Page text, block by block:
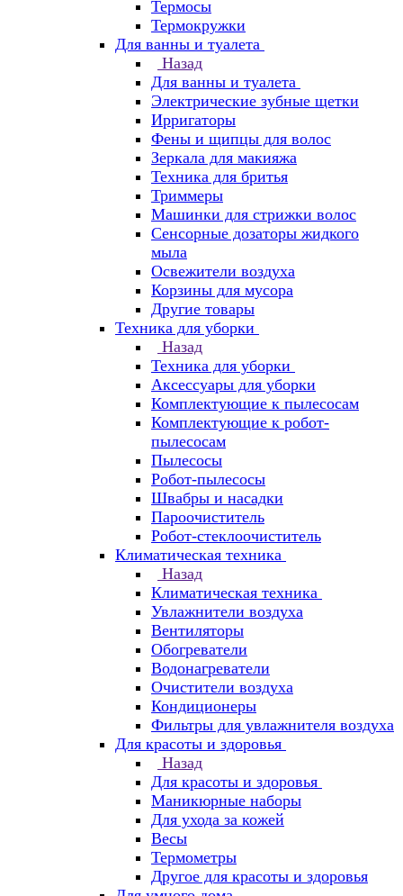
Термосы
Термокружки
Для ванны и туалета
Назад
Для ванны и туалета
Электрические зубные щетки
Ирригаторы
Фены и щипцы для волос
Зеркала для макияжа
Техника для бритья
Триммеры
Машинки для стрижки волос
Сенсорные дозаторы жидкого
мыла
Освежители воздуха
Корзины для мусора
Другие товары
Техника для уборки
Назад
Техника для уборки
Аксессуары для уборки
Комплектующие к пылесосам
Комплектующие к робот-
пылесосам
Пылесосы
Робот-пылесосы
Швабры и насадки
Пароочиститель
Робот-стеклоочиститель
Климатическая техника
Назад
Климатическая техника
Увлажнители воздуха
Вентиляторы
Обогреватели
Водонагреватели
Очистители воздуха
Кондиционеры
Фильтры для увлажнителя воздуха
Для красоты и здоровья
Назад
Для красоты и здоровья
Маникюрные наборы
Для ухода за кожей
Весы
Термометры
Другое для красоты и здоровья